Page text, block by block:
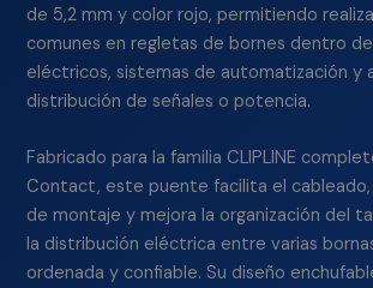
de 5,2 mm y color rojo, permitiendo
comunes en regletas de bornes dentro
eléctricos, sistemas de automatización y
distribución de señales o potencia.
Fabricado para la familia CLIPLINE
Contact, este puente facilita el
de montaje y mejora la organización del
la distribución eléctrica entre varias
ordenada y confiable. Su diseño